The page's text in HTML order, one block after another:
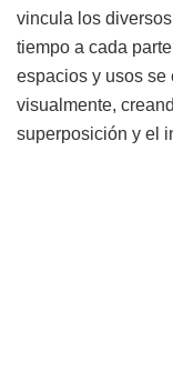
vincula los
tiempo a cada
espacios y usos se
visualmente,
superposición y el